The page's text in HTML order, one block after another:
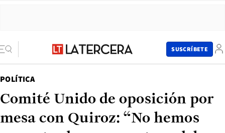
SUSCRÍBETE
POLÍTICA
Comité Unido de oposición por
mesa con Quiroz: “No hemos